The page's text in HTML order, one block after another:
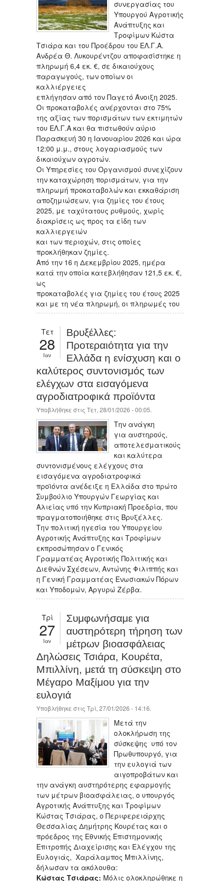
συνεργασίας του
Υπουργού Αγροτικής
Ανάπτυξης και
Τροφίμων Κώστα
Τσιάρα και του Προέδρου του ΕΛ.Γ.Α.
Ανδρέα Θ. Λυκουρέντζου αποφασίστηκε η
πληρωμή 6,4 εκ. €, σε δικαιούχους
παραγωγούς, των οποίων οι
καλλιέργειες
επλήγησαν από τον Παγετό Άνοιξη 2025.
Οι προκαταβολές ανέρχονται στο 75%
της αξίας των πορισμάτων των εκτιμητών
του ΕΛ.Γ.Α και θα πιστωθούν αύριο
Παρασκευή 30 η Ιανουαρίου 2026 και ώρα
12:00 μ.μ., στους λογαριασμούς των
δικαιούχων αγροτών.
Οι Υπηρεσίες του Οργανισμού συνεχίζουν
την καταχώρηση πορισμάτων, για την
πληρωμή προκαταβολών και εκκαθάριση
αποζημιώσεων, για ζημίες του έτους
2025, με ταχύτατους ρυθμούς, χωρίς
διακρίσεις ως προς τα είδη των
καλλιεργειών
και των περιοχών, στις οποίες
προκλήθηκαν ζημίες.
Από την 16 η Δεκεμβρίου 2025, ημέρα
κατά την οποία κατεβλήθησαν 121,5 εκ. €,
ως
προκαταβολές για ζημίες του έτους 2025
και με τη νέα πληρωμή, οι πληρωμές του
Τετ
28
Ιαν
Βρυξέλλες:
Προτεραιότητα για την
Ελλάδα η ενίσχυση και ο
καλύτερος συντονισμός των
ελέγχων στα εισαγόμενα
αγροδιατροφικά προϊόντα
Υποβλήθηκε στις Τετ, 28/01/2026 - 00:05.
Την ανάγκη
για αυστηρούς,
αποτελεσματικούς
και καλύτερα
συντονισμένους ελέγχους στα
εισαγόμενα αγροδιατροφικά
προϊόντα ανέδειξε η Ελλάδα στο πρώτο
Συμβούλιο Υπουργών Γεωργίας και
Αλιείας υπό την Κυπριακή Προεδρία, που
πραγματοποιήθηκε στις Βρυξέλλες.
Την πολιτική ηγεσία του Υπουργείου
Αγροτικής Ανάπτυξης και Τροφίμων
εκπροσώπησαν ο Γενικός
Γραμματέας Αγροτικής Πολιτικής και
Διεθνών Σχέσεων, Αντώνης Φιλιππής και
η Γενική Γραμματέας Ενωσιακών Πόρων
και Υποδομών, Αργυρώ Ζέρβα.
Τρί
27
Ιαν
Συμφωνήσαμε για
αυστηρότερη τήρηση των
μέτρων βιοασφάλειας
Δηλώσεις Τσιάρα, Κουρέτα,
Μπιλλίνη, μετά τη σύσκεψη στο
Μέγαρο Μαξίμου για την
ευλογιά
Υποβλήθηκε στις Τρί, 27/01/2026 - 14:16.
Μετά την
ολοκλήρωση της
σύσκεψης υπό τον
Πρωθυπουργό, για
την ευλογιά των
αιγοπροβάτων και
την ανάγκη αυστηρότερης εφαρμογής
των μέτρων βιοασφάλειας, ο υπουργός
Αγροτικής Ανάπτυξης και Τροφίμων
Κώστας Τσιάρας, ο Περιφερειάρχης
Θεσσαλίας Δημήτρης Κουρέτας και ο
πρόεδρος της Εθνικής Επιστημονικής
Επιτροπής Διαχείρισης και Ελέγχου της
Ευλογιάς, Χαράλαμπος Μπιλλίνης,
δήλωσαν τα ακόλουθα:
Κώστας Τσιάρας: Μόλις ολοκληρώθηκε η